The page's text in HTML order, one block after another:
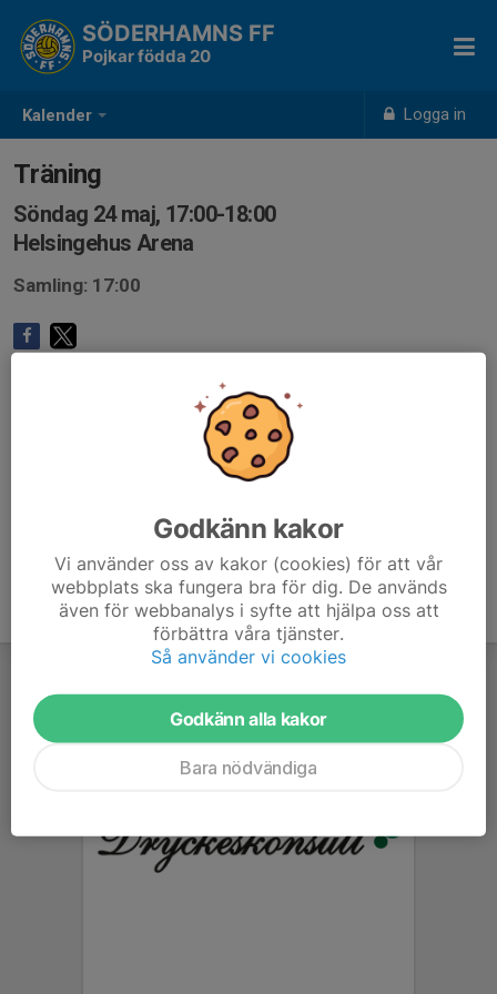
Kalender Logga in
SÖDERHAMNS FF
Pojkar födda 20
Träning
Söndag 24 maj, 17:00-18:00
Helsingehus Arena
Samling: 17:00
Godkänn kakor
Vi använder oss av kakor (cookies) för att vår
webbplats ska fungera bra för dig. De används
även för webbanalys i syfte att hjälpa oss att
förbättra våra tjänster.
Så använder vi cookies
Godkänn alla kakor
Bara nödvändiga